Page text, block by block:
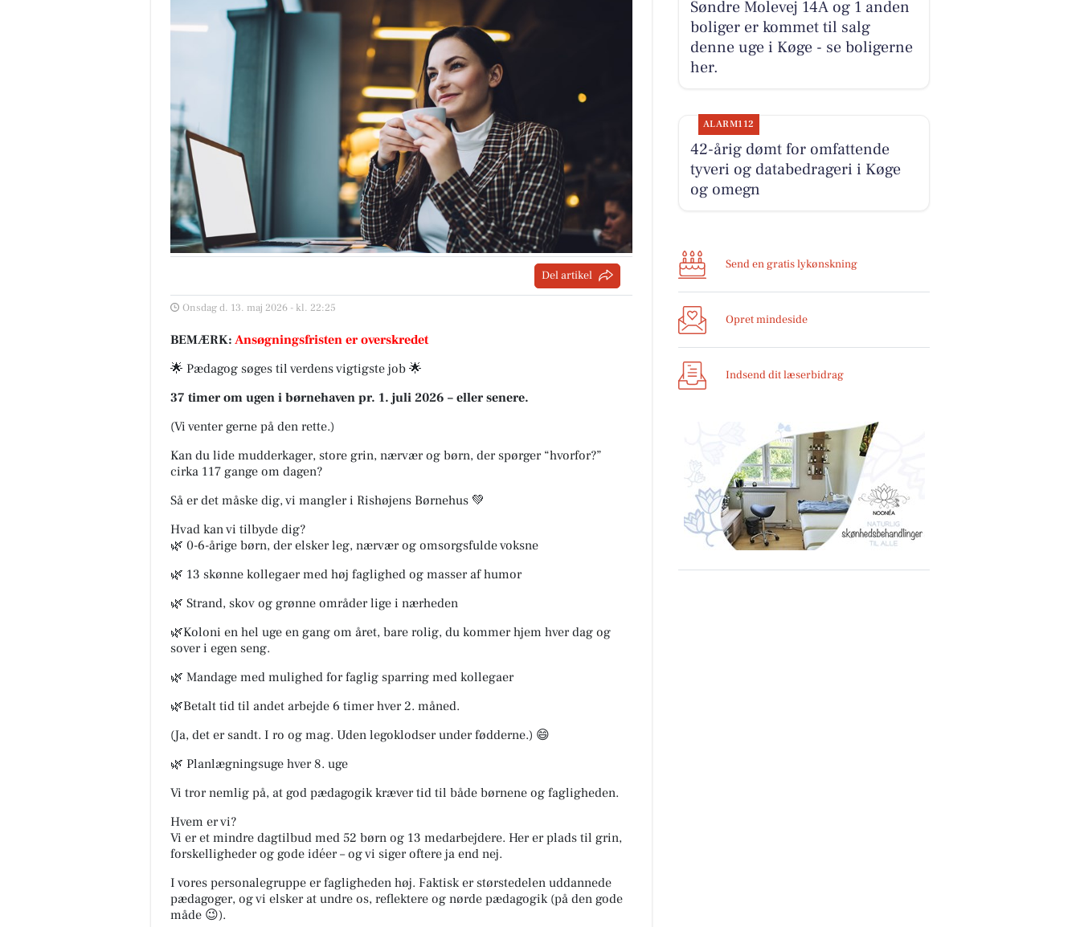
Del artikel
Onsdag d. 13. maj 2026 - kl. 22:25
BEMÆRK: Ansøgningsfristen er overskredet
🌟 Pædagog søges til verdens vigtigste job 🌟
37 timer om ugen i børnehaven pr. 1. juli 2026 – eller senere.
(Vi venter gerne på den rette.)
Kan du lide mudderkager, store grin, nærvær og børn, der spørger “hvorfor?”
cirka 117 gange om dagen?
Så er det måske dig, vi mangler i Rishøjens Børnehus 💚
Hvad kan vi tilbyde dig?
🌿 0-6-årige børn, der elsker leg, nærvær og omsorgsfulde voksne
🌿 13 skønne kollegaer med høj faglighed og masser af humor
🌿 Strand, skov og grønne områder lige i nærheden
🌿Koloni en hel uge en gang om året, bare rolig, du kommer hjem hver dag og
sover i egen seng.
🌿 Mandage med mulighed for faglig sparring med kollegaer
🌿Betalt tid til andet arbejde 6 timer hver 2. måned.
(Ja, det er sandt. I ro og mag. Uden legoklodser under fødderne.) 😄
🌿 Planlægningsuge hver 8. uge
Vi tror nemlig på, at god pædagogik kræver tid til både børnene og fagligheden.
Hvem er vi?
Vi er et mindre dagtilbud med 52 børn og 13 medarbejdere. Her er plads til grin,
forskelligheder og gode idéer – og vi siger oftere ja end nej.
I vores personalegruppe er fagligheden høj. Faktisk er størstedelen uddannede
pædagoger, og vi elsker at undre os, reflektere og nørde pædagogik (på den gode
måde 😉).
Søndre Molevej 14A og 1 anden
boliger er kommet til salg
denne uge i Køge - se boligerne
her.
ALARM112
42-årig dømt for omfattende
tyveri og databedrageri i Køge
og omegn
Send en gratis lykønskning
Opret mindeside
Indsend dit læserbidrag